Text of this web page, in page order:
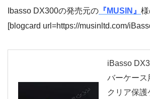
Ibasso DX300の発売元の 『MUSIN』 様
[blogcard url=https://musinltd.com/
iBasso
バーケース
クリア保護